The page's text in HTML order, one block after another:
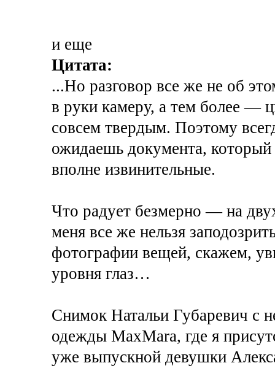
и еще
Цитата:
...Но разговор все же не об
в руки камеру, а тем более —
совсем твердым. Поэтому
ожидаешь документа,
вполне извинительные.
Что радует безмерно — на
меня все же нельзя
фотографии вещей, скажем,
уровня глаз…
Снимок Натальи Губаревич с
одежды MaxMara, где я
уже выпускной девушки